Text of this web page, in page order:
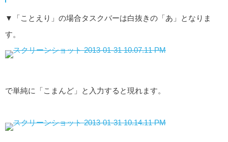
▼「ことえり」の場合タスクバーは白抜きの「あ」となりま
す。
で単純に「こまんど」と入力すると現れます。